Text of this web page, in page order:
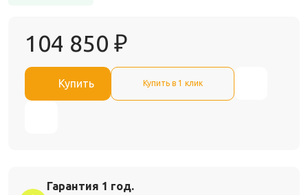
104 850 ₽
Купить Купить в 1 клик
Гарантия 1 год.